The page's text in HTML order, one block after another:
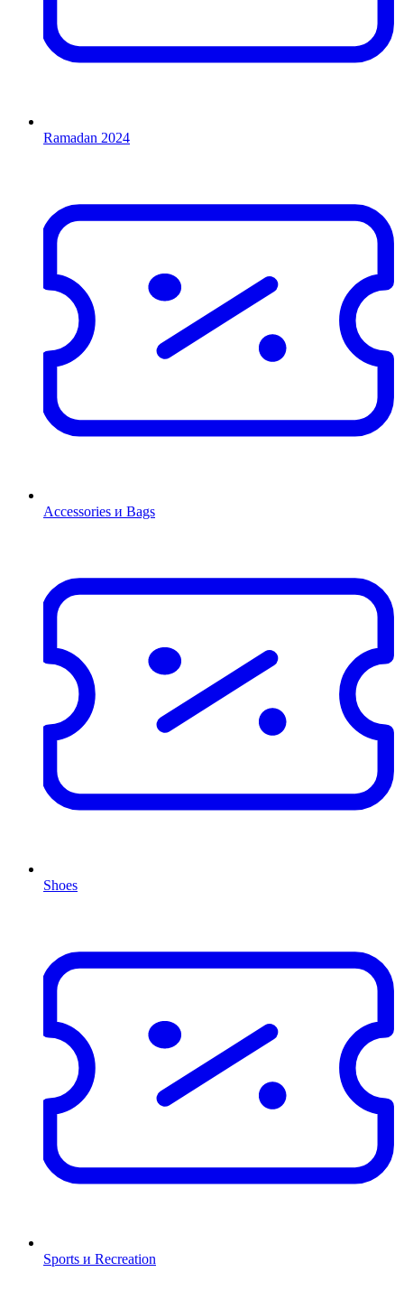
Ramadan 2024
Accessories и Bags
Shoes
Sports и Recreation